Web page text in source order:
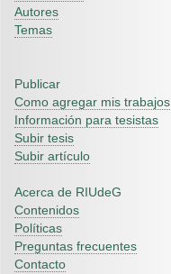
Autores
Temas
Publicar
Como agregar mis trabajos
Información para tesistas
Subir tesis
Subir artículo
Acerca de RIUdeG
Contenidos
Políticas
Preguntas frecuentes
Contacto